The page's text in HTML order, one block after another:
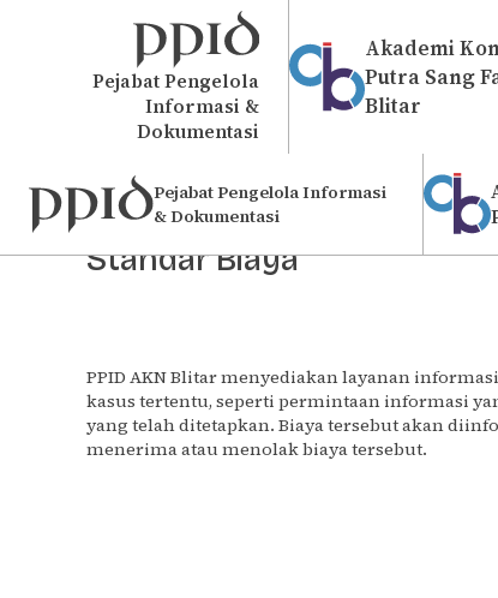
Pejabat Pengelola
Informasi &
Dokumentasi
Akademi
Putra Sang
Blitar
Pejabat Pengelola Informasi
& Dokumentasi
Standar Biaya
PPID AKN Blitar menyediakan layanan
kasus tertentu, seperti permintaan informasi
yang telah ditetapkan. Biaya tersebut akan
menerima atau menolak biaya tersebut.